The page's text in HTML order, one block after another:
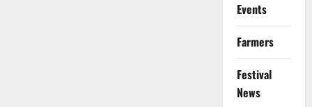
Events
Farmers
Festival
News